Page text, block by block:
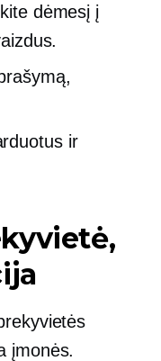
dėmesį į
ir
įmonės.